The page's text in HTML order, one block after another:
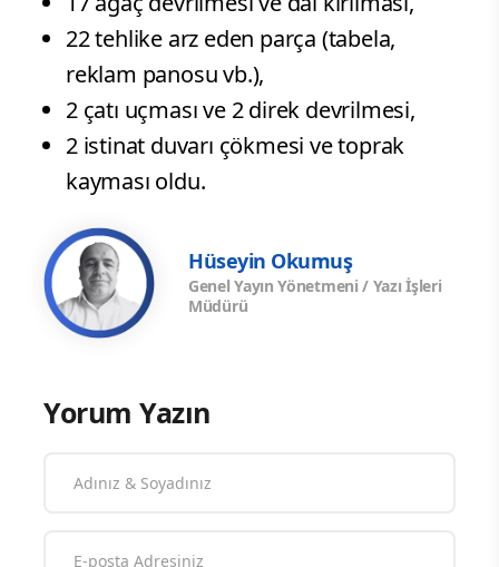
22 tehlike arz eden parça (tabela,
reklam panosu vb.),
2 çatı uçması ve 2 direk devrilmesi,
2 istinat duvarı çökmesi ve toprak
kayması oldu.
Hüseyin Okumuş
Genel Yayın Yönetmeni / Yazı İşleri
Müdürü
Yorum Yazın